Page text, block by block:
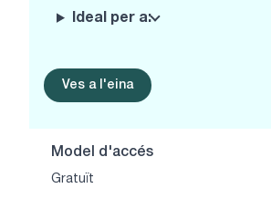
Ideal per a:
Ves a l'eina
Model d'accés
Gratuït